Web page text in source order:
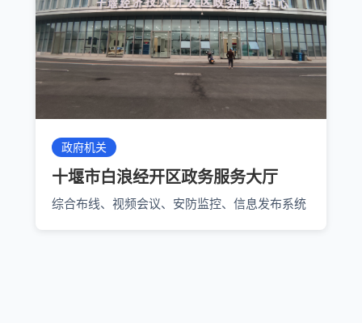
政府机关
十堰市白浪经开区政务服务大厅
综合布线、视频会议、安防监控、信息发布系统